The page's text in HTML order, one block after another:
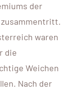
der
zusammentritt.
waren
die
Weichen
Nach der